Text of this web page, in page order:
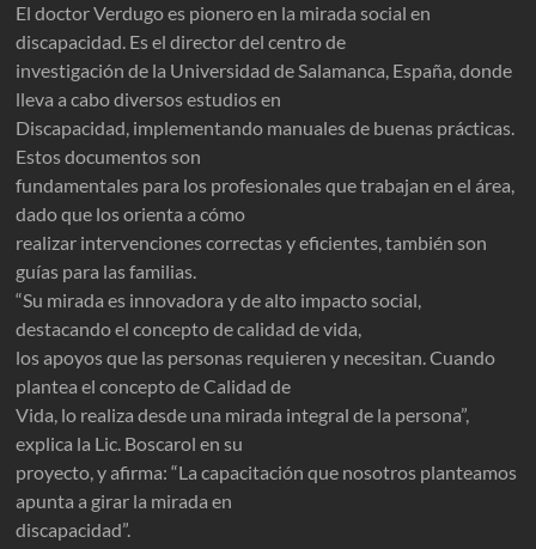
El doctor Verdugo es pionero en la mirada social en
discapacidad. Es el director del centro de
investigación de la Universidad de Salamanca, España, donde
lleva a cabo diversos estudios en
Discapacidad, implementando manuales de buenas prácticas.
Estos documentos son
fundamentales para los profesionales que trabajan en el área,
dado que los orienta a cómo
realizar intervenciones correctas y eficientes, también son
guías para las familias.
“Su mirada es innovadora y de alto impacto social,
destacando el concepto de calidad de vida,
los apoyos que las personas requieren y necesitan. Cuando
plantea el concepto de Calidad de
Vida, lo realiza desde una mirada integral de la persona”,
explica la Lic. Boscarol en su
proyecto, y afirma: “La capacitación que nosotros planteamos
apunta a girar la mirada en
discapacidad”.